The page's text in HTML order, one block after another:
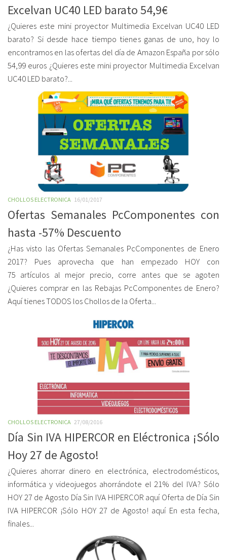
Excelvan UC40 LED barato 54,9€
¿Quieres este mini proyector Multimedia Excelvan UC40 LED
barato? Si desde hace tiempo tienes ganas de uno, hoy lo
encontramos en las ofertas del día de Amazon España por sólo
54,99 euros ¿Quieres este mini proyector Multimedia Excelvan
UC40 LED barato?...
CHOLLOS ELECTRONICA 16/01/2017
Ofertas Semanales PcComponentes con
hasta -57% Descuento
¿Has visto las Ofertas Semanales PcComponentes de Enero
2017? Pues aprovecha que han empezado HOY con
75 artículos al mejor precio, corre antes que se agoten
¿Quieres comprar en las Rebajas PcComponentes de Enero?
Aquí tienes TODOS los Chollos de la Oferta...
CHOLLOS ELECTRONICA 27/08/2016
Día Sin IVA HIPERCOR en Eléctronica ¡Sólo
Hoy 27 de Agosto!
¿Quieres ahorrar dinero en electrónica, electrodomésticos,
informática y videojuegos ahorrándote el 21% del IVA? Sólo
HOY 27 de Agosto Día Sin IVA HIPERCOR aquí Oferta de Día Sin
IVA HIPERCOR ¡Sólo HOY 27 de Agosto! aquí En esta fecha,
finales...